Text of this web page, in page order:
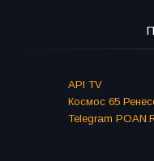
API TV
Космос 65
Telegram